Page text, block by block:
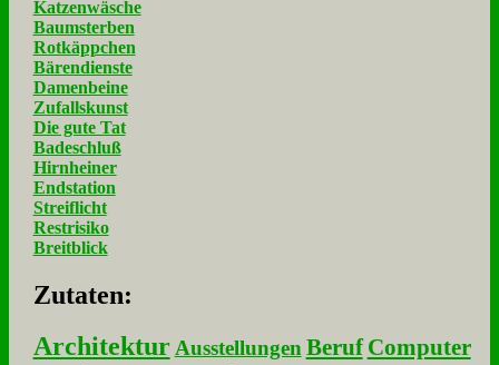
Katzenwäsche
Baumsterben
Rotkäppchen
Bärendienste
Damenbeine
Zufallskunst
Die gute Tat
Badeschluß
Hirnheiner
Endstation
Streiflicht
Restrisiko
Breitblick
Zu­ta­ten:
Architektur Ausstellungen Beruf Computer